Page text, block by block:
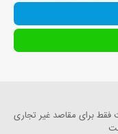
فقط برای مقاصد غیر تجاری